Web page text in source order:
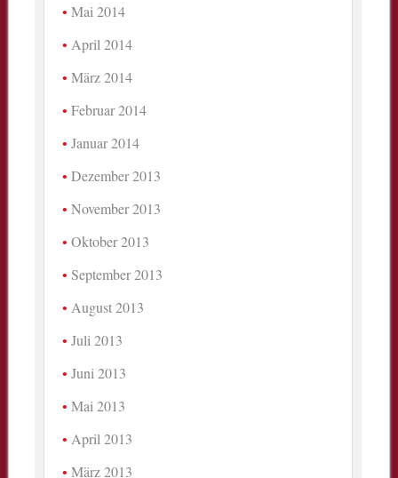
Mai 2014
April 2014
März 2014
Februar 2014
Januar 2014
Dezember 2013
November 2013
Oktober 2013
September 2013
August 2013
Juli 2013
Juni 2013
Mai 2013
April 2013
März 2013